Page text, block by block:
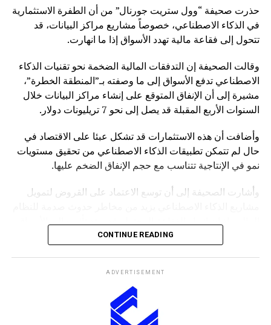
حذرت صحيفة “وول ستريت جورنال” من أن الطفرة الاستثمارية
في الذكاء الاصطناعي، خصوصاً مشاريع مراكز البيانات، قد
تتحول إلى فقاعة مالية تهدد الأسواق إذا ما انهارت.
وقالت الصحيفة إن التدفقات المالية الضخمة نحو تقنيات الذكاء
الاصطناعي تدفع الأسواق إلى ما وصفته بـ”المنطقة الخطرة”،
مشيرة إلى أن الإنفاق المتوقع على إنشاء مراكز البيانات خلال
السنوات الأربع المقبلة قد يصل إلى نحو 7 تريليونات دولار.
وأضافت أن هذه الاستثمارات قد تشكل عبئا على الاقتصاد في
حال لم تتمكن تطبيقات الذكاء الاصطناعي من تحقيق مستويات
نمو في الإنتاجية تتناسب مع حجم الإنفاق الضخم عليها.
وأشارت الصحيفة إلى أن توسع الاعتماد على القروض لتمويل
وكانت صحيفة “NOTUS” قد نقلت في وقت سابق أن محللين
في وزارة الخزانة الأميركية حذروا من ارتفاع المخاطر التي قد
تواجه الاقتصاد الأميركي إذا شهد قطاع الذكاء الاصطناعي
تصحيحا حادا أو انهيارا في التقييمات الاستثمارية.
CONTINUE READING
ADVERTISEMENT